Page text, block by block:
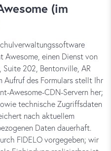
(im
Awesome, einen Dienst von
Suite 202, Bentonville, AR
Aufruf des Formulars stellt Ihr
Awesome-CDN-Servern her;
technische Zugriffsdaten
nach aktuellem
Daten dauerhaft.
FIDELO vorgegeben; wir